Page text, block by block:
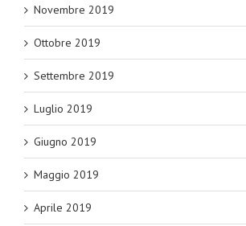
Novembre 2019
Ottobre 2019
Settembre 2019
Luglio 2019
Giugno 2019
Maggio 2019
Aprile 2019